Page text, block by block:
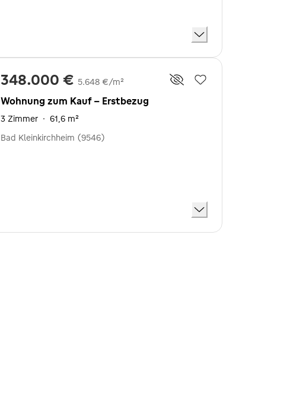
348.000 € 5.648 €/m²
Wohnung zum Kauf - Erstbezug
3 Zimmer · 61,6 m²
Bad Kleinkirchheim (9546)